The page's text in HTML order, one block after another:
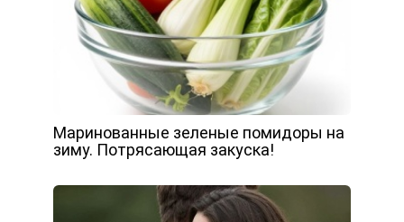
Маринованные зеленые помидоры на
зиму. Потрясающая закуска!